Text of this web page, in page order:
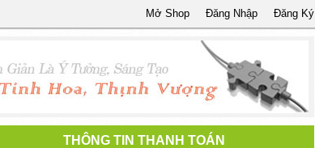
Đăng Ký
Đăng Nhập
Mở Shop
THÔNG TIN THANH TOÁN